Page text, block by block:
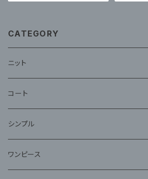
CATEGORY
ニット
コート
ファー
シンプル
ワンピース